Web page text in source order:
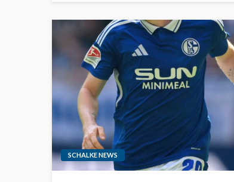
SCHALKE NEWS